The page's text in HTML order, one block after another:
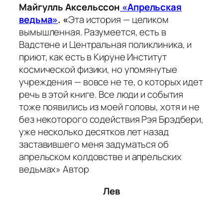
Майгулль Аксельссон «Апрельская
ведьма». «Эта история — целиком
вымышленная. Разумеется, есть в
Вадстене и Центральная поликлиника, и
приют, как есть в Кируне Институт
космической физики, но упомянутые
учреждения — вовсе не те, о которых идет
речь в этой книге. Все люди и события
тоже появились из моей головы, хотя и не
без некоторого содействия Рэя Брэдбери,
уже несколько десятков лет назад
заставившего меня задуматься об
апрельском колдовстве и апрельских
ведьмах» Автор
Лев